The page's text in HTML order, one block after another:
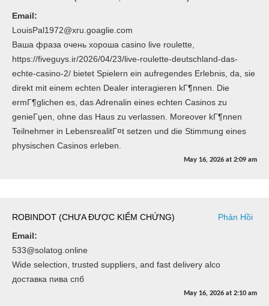
Email:
LouisPal1972@xru.goaglie.com
Ваша фраза очень хороша casino live roulette,
https://fiveguys.ir/2026/04/23/live-roulette-deutschland-das-
echte-casino-2/ bietet Spielern ein aufregendes Erlebnis, da, sie
direkt mit einem echten Dealer interagieren kГ¶nnen. Die
ermГ¶glichen es, das Adrenalin eines echten Casinos zu
genieГџen, ohne das Haus zu verlassen. Moreover kГ¶nnen
Teilnehmer in LebensrealitГ¤t setzen und die Stimmung eines
physischen Casinos erleben.
May 16, 2026 at 2:09 am
ROBINDOT (CHƯA ĐƯỢC KIỂM CHỨNG)
Phản Hồi
Email:
533@solatog.online
Wide selection, trusted suppliers, and fast delivery alco
доставка пива спб
May 16, 2026 at 2:10 am